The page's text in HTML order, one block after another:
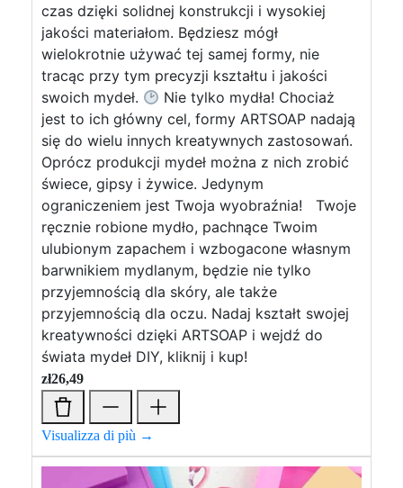
czas dzięki solidnej konstrukcji i wysokiej
jakości materiałom. Będziesz mógł
wielokrotnie używać tej samej formy, nie
tracąc przy tym precyzji kształtu i jakości
swoich mydeł.
Nie tylko mydła! Chociaż
jest to ich główny cel, formy ARTSOAP nadają
się do wielu innych kreatywnych zastosowań.
Oprócz produkcji mydeł można z nich zrobić
świece, gipsy i żywice. Jedynym
ograniczeniem jest Twoja wyobraźnia! Twoje
ręcznie robione mydło, pachnące Twoim
ulubionym zapachem i wzbogacone własnym
barwnikiem mydlanym, będzie nie tylko
przyjemnością dla skóry, ale także
przyjemnością dla oczu. Nadaj kształt swojej
kreatywności dzięki ARTSOAP i wejdź do
świata mydeł DIY, kliknij i kup!
zł26,49
Visualizza di più →